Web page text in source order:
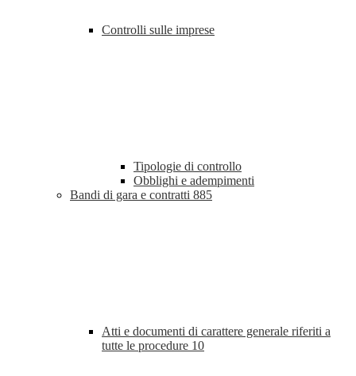
Controlli sulle imprese
Tipologie di controllo
Obblighi e adempimenti
Bandi di gara e contratti 885
Atti e documenti di carattere generale riferiti a
tutte le procedure 10